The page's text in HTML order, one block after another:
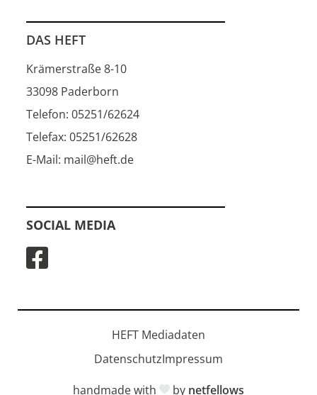
DAS HEFT
Krämerstraße 8-10
33098 Paderborn
Telefon: 05251/62624
Telefax: 05251/62628
E-Mail: mail@heft.de
SOCIAL MEDIA
HEFT Mediadaten
DatenschutzImpressum
handmade with by netfellows